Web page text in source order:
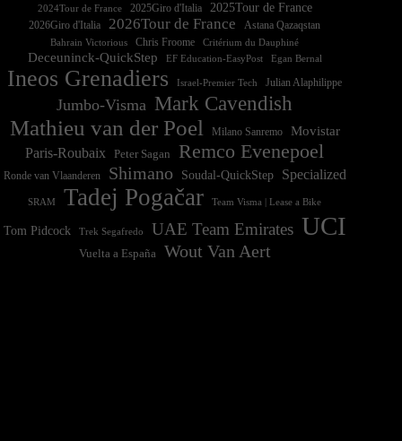
2024Tour de France
2025Giro d'Italia 2025Tour de France
2026Giro d'Italia 2026Tour de France Astana Qazaqstan
Bahrain Victorious Chris Froome Critérium du Dauphiné
Deceuninck-QuickStep EF Education-EasyPost Egan Bernal
Ineos Grenadiers Israel-Premier Tech Julian Alaphilippe
Jumbo-Visma Mark Cavendish
Mathieu van der Poel Milano Sanremo
Movistar
Paris-Roubaix
Peter Sagan Remco Evenepoel
Ronde van Vlaanderen Shimano Soudal-QuickStep Specialized
SRAM Tadej Pogačar Team Visma | Lease a Bike
Tom Pidcock Trek Segafredo UAE Team Emirates UCI
Vuelta a España Wout Van Aert